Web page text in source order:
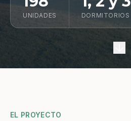
UNIDADES DORMITORIOS
EL PROYECTO